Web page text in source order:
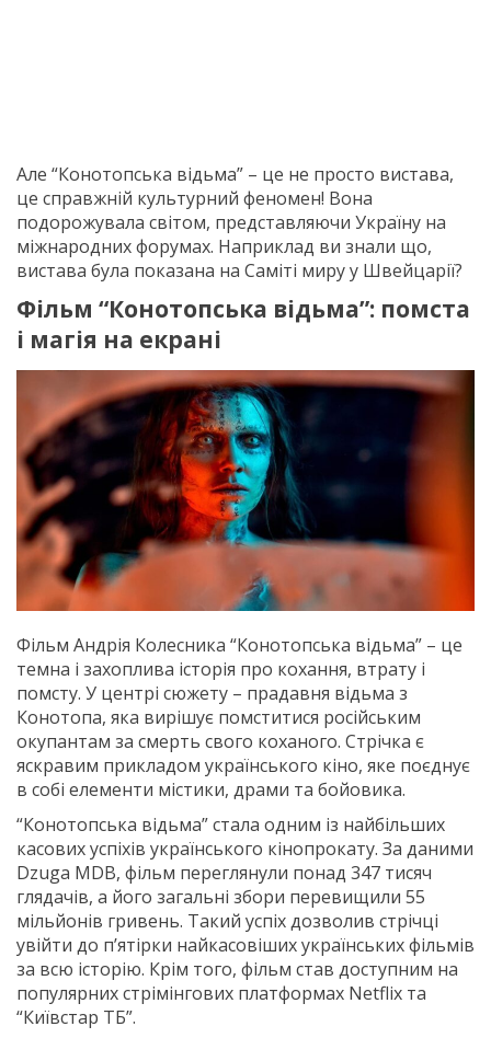
Але “Конотопська відьма” – це не просто вистава,
це справжній культурний феномен! Вона
подорожувала світом, представляючи Україну на
міжнародних форумах. Наприклад ви знали що,
вистава була показана на Саміті миру у Швейцарії?
Фільм “Конотопська відьма”: помста
і магія на екрані
Фільм Андрія Колесника “Конотопська відьма” – це
темна і захоплива історiя про кохання, втрату і
помсту. У центрі сюжету – прадавня відьма з
Конотопа, яка вирішує помститися росiйським
окупантам за смерть свого коханого. Стрiчка є
яскравим прикладом українського кіно, яке поєднує
в собі елементи містики, драми та бойовика.
“Конотопська відьма” стала одним із найбільших
касових успіхiв українського кінопрокату. За даними
Dzuga MDB, фільм переглянули понад 347 тисяч
глядачів, а його загальні збори перевищили 55
мільйонів гривень. Такий успіх дозволив стрічці
увійти до п’ятiрки найкасовіших українських фільмів
за всю історію. Крім того, фільм став доступним на
популярних стрімiнгових платформах Netflix та
“Київстар ТБ”.